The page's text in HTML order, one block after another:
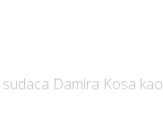
Damira Kosa kao